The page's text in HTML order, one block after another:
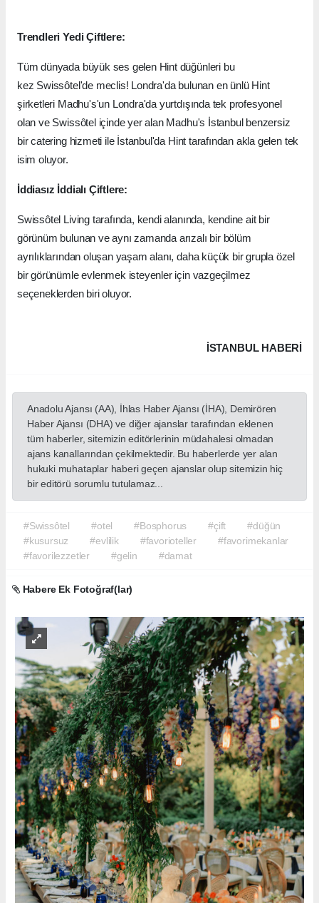
Trendleri Yedi Çiftlere:
Tüm dünyada büyük ses gelen Hint düğünleri bu
kez Swissôtel'de meclis! Londra'da bulunan en ünlü Hint
şirketleri Madhu's'un Londra'da yurtdışında tek profesyonel
olan ve Swissôtel içinde yer alan Madhu's İstanbul benzersiz
bir catering hizmeti ile İstanbul'da Hint tarafından akla gelen tek
isim oluyor.
İddiasız İddialı Çiftlere:
Swissôtel Living tarafında, kendi alanında, kendine ait bir
görünüm bulunan ve aynı zamanda arızalı bir bölüm
ayrılıklarından oluşan yaşam alanı, daha küçük bir grupla özel
bir görünümle evlenmek isteyenler için vazgeçilmez
seçeneklerden biri oluyor.
İSTANBUL HABERİ
Anadolu Ajansı (AA), İhlas Haber Ajansı (İHA), Demirören
Haber Ajansı (DHA) ve diğer ajanslar tarafından eklenen
tüm haberler, sitemizin editörlerinin müdahalesi olmadan
ajans kanallarından çekilmektedir. Bu haberlerde yer alan
hukuki muhataplar haberi geçen ajanslar olup sitemizin hiç
bir editörü sorumlu tutulamaz...
#Swissôtel #otel #Bosphorus #çift
#düğün
#kusursuz
#evlilik #favorioteller
#favorimekanlar
#favorilezzetler
#gelin #damat
Habere Ek Fotoğraf(lar)